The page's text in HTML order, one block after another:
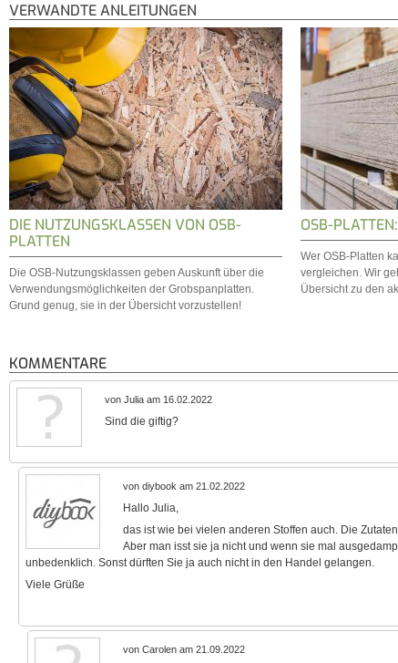
VERWANDTE ANLEITUNGEN
DIE NUTZUNGSKLASSEN VON OSB-
PLATTEN
Die OSB-Nutzungsklassen geben Auskunft über die
Verwendungsmöglichkeiten der Grobspanplatten.
Grund genug, sie in der Übersicht vorzustellen!
OSB-
Wer OSB-Platten
vergleichen. Wir
Übersicht zu den
KOMMENTARE
von Julia am 16.02.2022
Sind die giftig?
von diybook am 21.02.2022
Hallo Julia,
das ist wie bei vielen anderen Stoffen auch. Die
Aber man isst sie ja nicht und wenn sie mal
unbedenklich. Sonst dürften Sie ja auch nicht in den Handel gelangen.
Viele Grüße
von Carolen am 21.09.2022